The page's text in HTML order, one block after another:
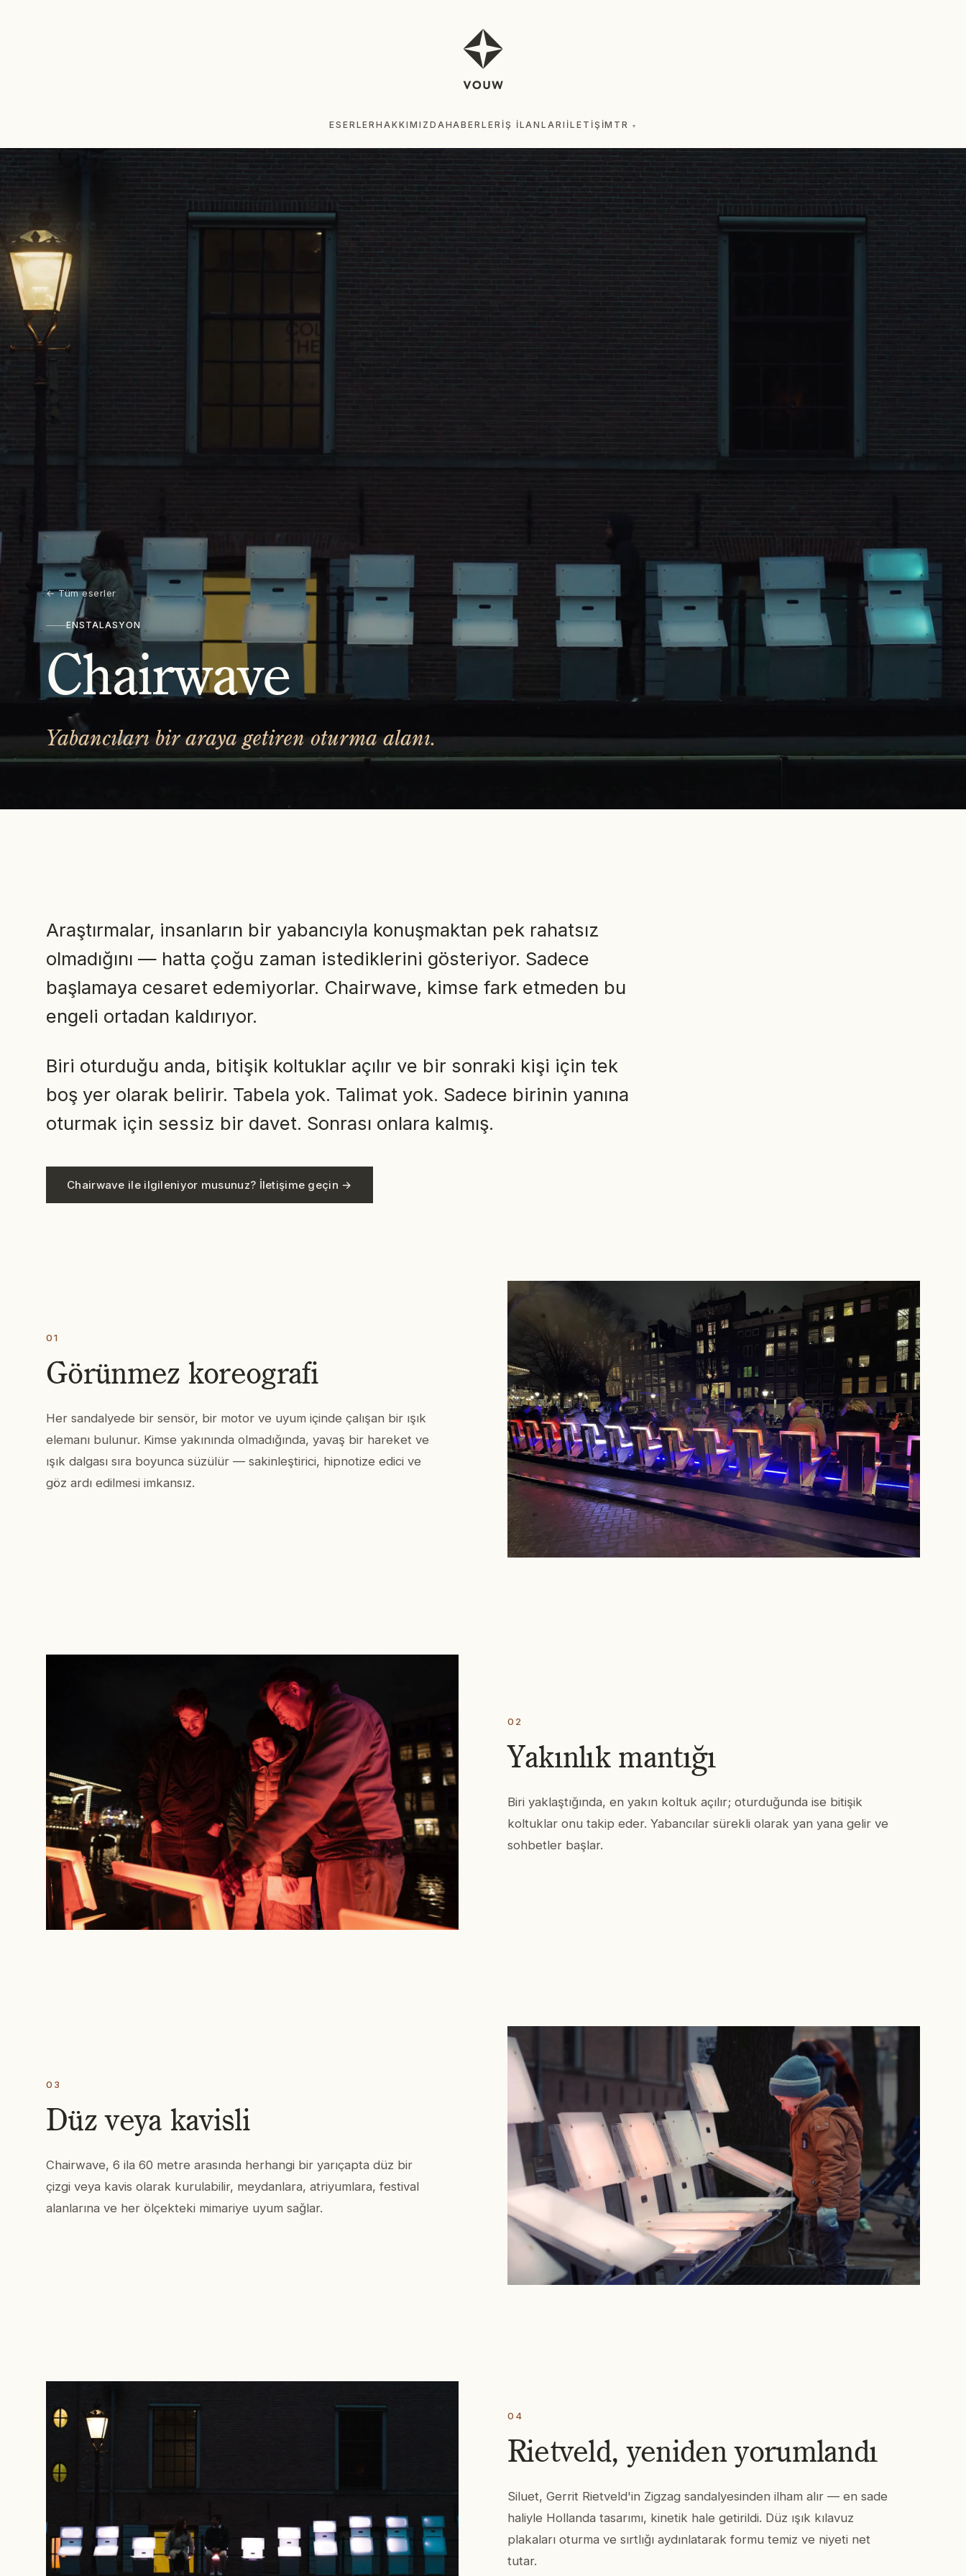
ESERLERHAKKIMIZDAHABERLER İŞ İLANLARI İLETIŞIM TR ▾
HABERLER
←Tüm eserler
ENSTALASYON
Chairwave
Yabancıları bir araya getiren oturma alanı.
Araştırmalar, insanların bir yabancıyla konuşmaktan pek rahatsız
olmadığını — hatta çoğu zaman istediklerini gösteriyor. Sadece
başlamaya cesaret edemiyorlar. Chairwave, kimse fark etmeden bu
engeli ortadan kaldırıyor.
Biri oturduğu anda, bitişik koltuklar açılır ve bir sonraki kişi için tek
boş yer olarak belirir. Tabela yok. Talimat yok. Sadece birinin yanına
oturmak için sessiz bir davet. Sonrası onlara kalmış.
Chairwave ile ilgileniyor musunuz? İletişime geçin →
01
Görünmez koreografi
Her sandalyede bir sensör, bir motor ve uyum içinde çalışan bir ışık
elemanı bulunur. Kimse yakınında olmadığında, yavaş bir hareket ve
ışık dalgası sıra boyunca süzülür — sakinleştirici, hipnotize edici ve
göz ardı edilmesi imkansız.
02
Yakınlık mantığı
Biri yaklaştığında, en yakın koltuk açılır; oturduğunda ise bitişik
koltuklar onu takip eder. Yabancılar sürekli olarak yan yana gelir ve
sohbetler başlar.
03
Düz veya kavisli
Chairwave, 6 ila 60 metre arasında herhangi bir yarıçapta düz bir
çizgi veya kavis olarak kurulabilir, meydanlara, atriyumlara, festival
alanlarına ve her ölçekteki mimariye uyum sağlar.
04
Rietveld, yeniden yorumlandı
Siluet, Gerrit Rietveld'in Zigzag sandalyesinden ilham alır — en sade
haliyle Hollanda tasarımı, kinetik hale getirildi. Düz ışık kılavuz
plakaları oturma ve sırtlığı aydınlatarak formu temiz ve niyeti net
tutar.